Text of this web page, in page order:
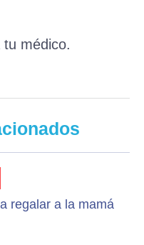
médico.
regalar a la mamá